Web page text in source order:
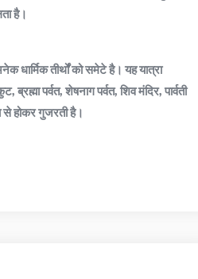
है।
धार्मिक तीर्थों को समेटे है। यह यात्रा
पर्वत, शेषनाग पर्वत, शिव मंदिर, पार्वती
से होकर गुजरती है।